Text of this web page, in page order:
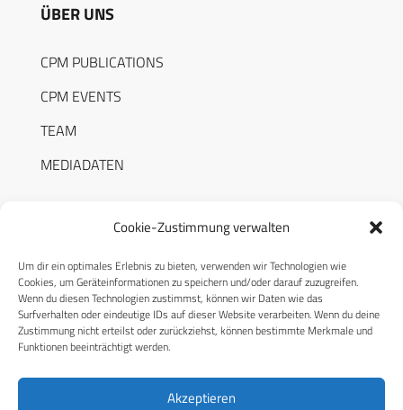
Cookie-Zustimmung verwalten
Um dir ein optimales Erlebnis zu bieten, verwenden wir Technologien wie
Cookies, um Geräteinformationen zu speichern und/oder darauf zuzugreifen.
Wenn du diesen Technologien zustimmst, können wir Daten wie das
Surfverhalten oder eindeutige IDs auf dieser Website verarbeiten. Wenn du deine
Zustimmung nicht erteilst oder zurückziehst, können bestimmte Merkmale und
Funktionen beeinträchtigt werden.
Akzeptieren
ÜBER UNS
CPM PUBLICATIONS
CPM EVENTS
TEAM
MEDIADATEN
RECHTLICHES
Datenschutzerklärung
Cookie-Richtlinie (EU)